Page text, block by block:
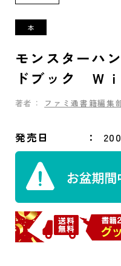
モンスターハ
ドブック Ｗ
著者： ファミ通書籍編集
発売日